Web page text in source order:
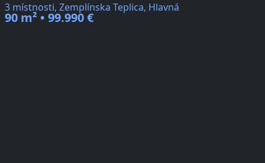
3 místnosti, Zemplínska Teplica, Hlavná
90 m² • 99.990 €